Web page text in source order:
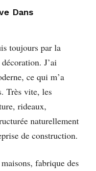
Dans
toujours par la
J’ai
ce qui m’a
Très vite, les
rideaux,
naturellement
de construction.
fabrique des